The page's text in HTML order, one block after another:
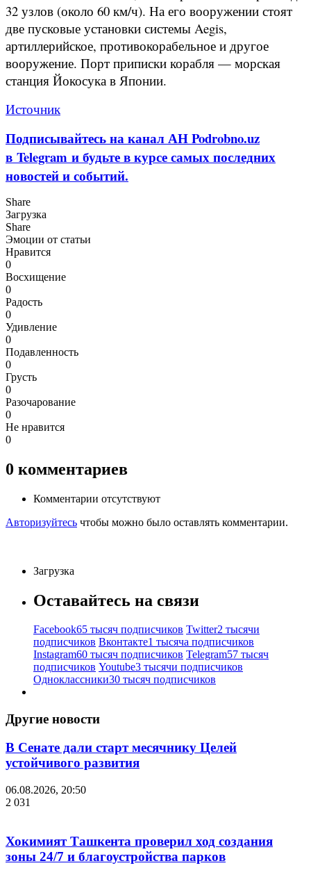
32 узлов (около 60 км/ч). На его вооружении стоят
две пусковые установки системы Aegis,
артиллерийское, противокорабельное и другое
вооружение. Порт приписки корабля — морская
станция Йокосука в Японии.
Источник
Подписывайтесь на канал АН Podrobno.uz
в Telegram и будьте в курсе самых последних
новостей и событий.
Share
Загрузка
Share
Эмоции от статьи
Нравится
0
Восхищение
0
Радость
0
Удивление
0
Подавленность
0
Грусть
0
Разочарование
0
Не нравится
0
0 комментариев
Комментарии отсутствуют
Авторизуйтесь чтобы можно было оставлять комментарии.
Загрузка
Оставайтесь на связи
Facebook65 тысяч подписчиков Twitter2 тысячи
подписчиков Вконтакте1 тысяча подписчиков
Instagram60 тысяч подписчиков Telegram57 тысяч
подписчиков Youtube3 тысячи подписчиков
Одноклассники30 тысяч подписчиков
Другие новости
В Сенате дали старт месячнику Целей
устойчивого развития
06.08.2026, 20:50
2 031
Хокимият Ташкента проверил ход создания
зоны 24/7 и благоустройства парков